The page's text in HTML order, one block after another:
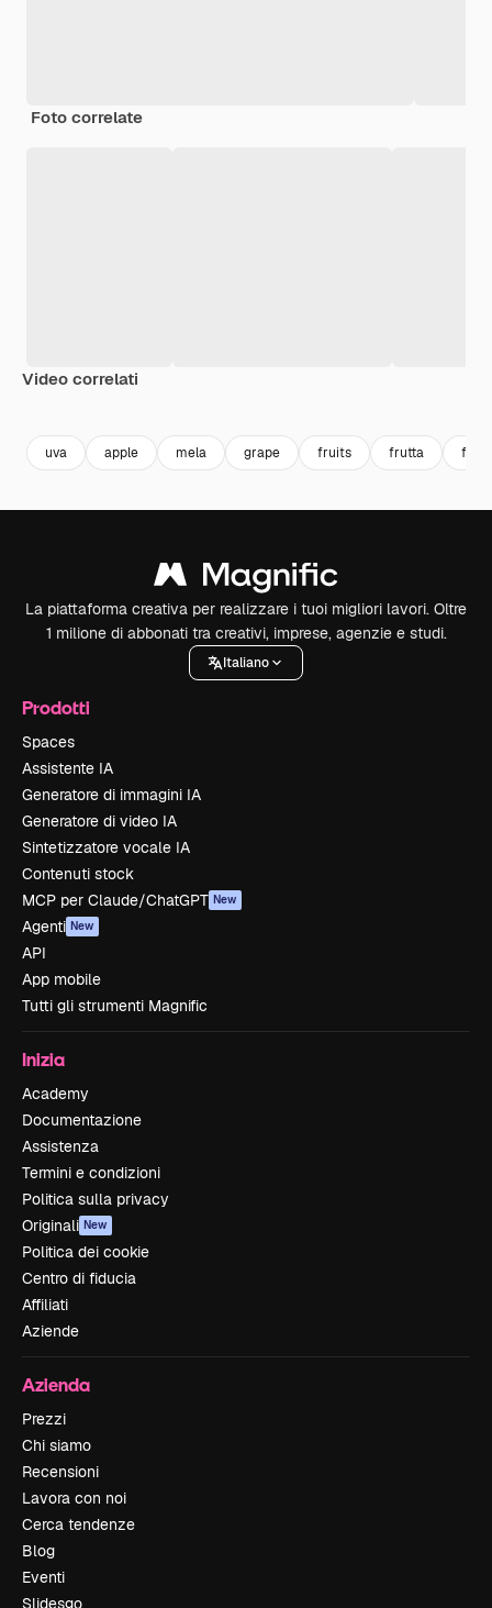
Foto correlate
Video correlati
uva apple mela grape fruits frutta fichi
La piattaforma creativa per realizzare i tuoi migliori lavori. Oltre
1 milione di abbonati tra creativi, imprese, agenzie e studi.
Italiano
Prodotti
Spaces
Assistente IA
Generatore di immagini IA
Generatore di video IA
Sintetizzatore vocale IA
Contenuti stock
MCP per Claude/ChatGPT New
Agenti New
API
App mobile
Tutti gli strumenti Magnific
Inizia
Academy
Documentazione
Assistenza
Termini e condizioni
Politica sulla privacy
Originali New
Politica dei cookie
Centro di fiducia
Affiliati
Aziende
Azienda
Prezzi
Chi siamo
Recensioni
Lavora con noi
Cerca tendenze
Blog
Eventi
Slidesgo